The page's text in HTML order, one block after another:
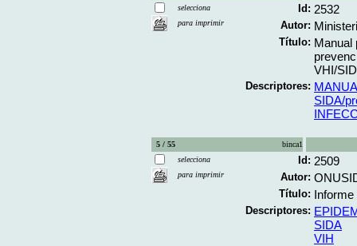
selecciona
para imprimir
Id: 2532
Autor:
Título: Manual
VHI/
Descriptores:
SIDA/
5 / 55
binca1
selecciona
para imprimir
Id: 2509
Autor:
Título:
Descriptores:
SIDA
VIH